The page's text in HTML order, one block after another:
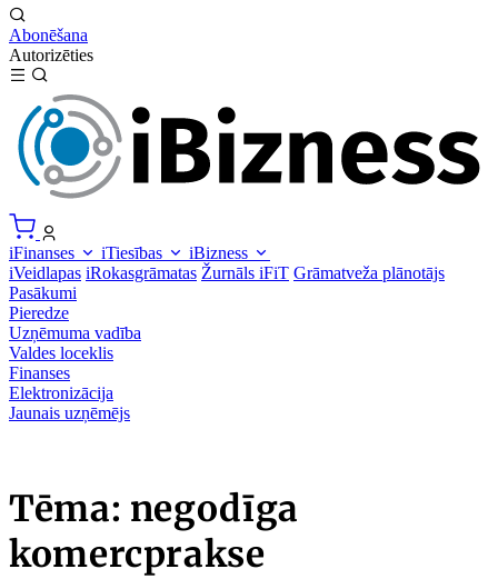
Abonēšana
Autorizēties
iFinanses iTiesības
iBizness
iVeidlapas iRokasgrāmatas Žurnāls iFiT Grāmatveža plānotājs
Pasākumi
Pieredze
Uzņēmuma vadība
Valdes loceklis
Finanses
Elektronizācija
Jaunais uzņēmējs
Tēma: negodīga
komercprakse